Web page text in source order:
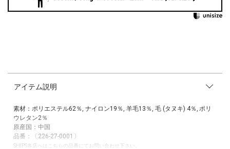
アイテム説明
素材：ポリエステル62％, ナイロン19％, 羊毛13％, 毛 (タヌキ) 4％, ポリ
ウレタン2％
原産国：中国
品番：〔226-27-0001〕
SHIPS各店へはこちらの品番にてお問い合わせ下さい。